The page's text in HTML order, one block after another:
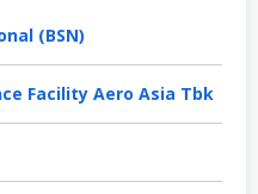
(BSN)
Facility Aero Asia Tbk